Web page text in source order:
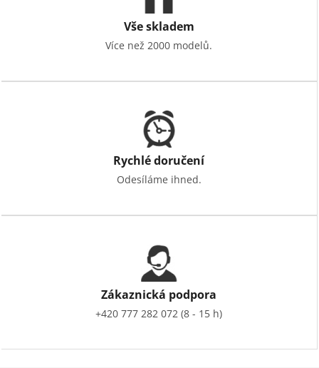
Vše skladem
Více než 2000 modelů.
Rychlé doručení
Odesíláme ihned.
Zákaznická podpora
+420 777 282 072 (8 - 15 h)